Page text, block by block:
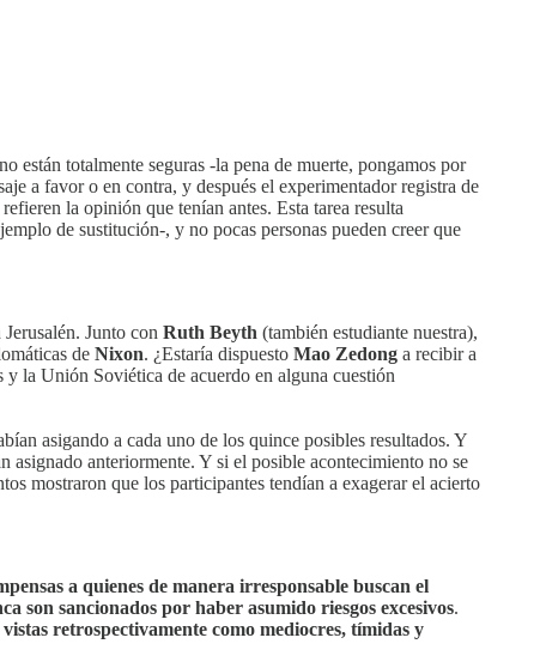
están totalmente seguras -la pena de muerte, pongamos por
a favor o en contra, y después el experimentador registra de
la opinión que tenían antes. Esta tarea resulta
de sustitución-, y no pocas personas pueden creer que
Junto con Ruth Beyth (también estudiante nuestra),
de Nixon. ¿Estaría dispuesto Mao Zedong a recibir a
la Unión Soviética de acuerdo en alguna cuestión
asigando a cada uno de los quince posibles resultados. Y
anteriormente. Y si el posible acontecimiento no se
mostraron que los participantes tendían a exagerar el acierto
a quienes de manera irresponsable buscan el
son sancionados por haber asumido riesgos excesivos.
retrospectivamente como mediocres, tímidas y